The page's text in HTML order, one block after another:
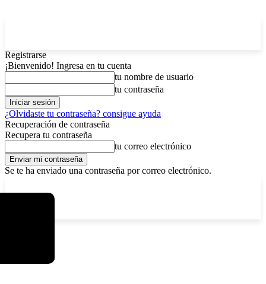
Registrarse
¡Bienvenido! Ingresa en tu cuenta
tu nombre de usuario
tu contraseña
¿Olvidaste tu contraseña? consigue ayuda
Recuperación de contraseña
Recupera tu contraseña
tu correo electrónico
Se te ha enviado una contraseña por correo electrónico.